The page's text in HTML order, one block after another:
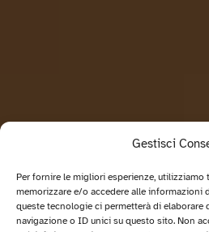
Gestisci
Per fornire le migliori esperienze,
memorizzare e/o accedere alle informazioni
queste tecnologie ci permetterà di
navigazione o ID unici su questo sito. Non